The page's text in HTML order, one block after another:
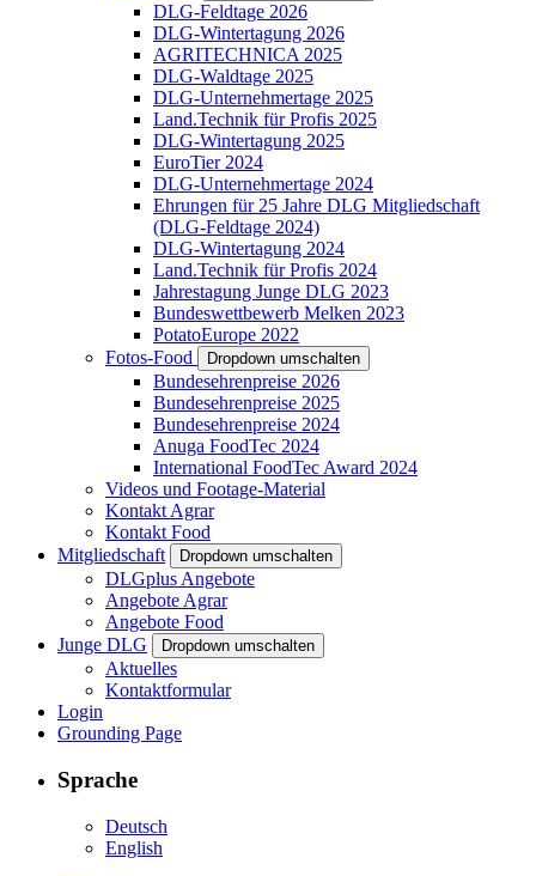
DLG-Feldtage 2026
DLG-Wintertagung 2026
AGRITECHNICA 2025
DLG-Waldtage 2025
DLG-Unternehmertage 2025
Land.Technik für Profis 2025
DLG-Wintertagung 2025
EuroTier 2024
DLG-Unternehmertage 2024
Ehrungen für 25 Jahre DLG Mitgliedschaft
(DLG-Feldtage 2024)
DLG-Wintertagung 2024
Land.Technik für Profis 2024
Jahrestagung Junge DLG 2023
Bundeswettbewerb Melken 2023
PotatoEurope 2022
Fotos-Food
Dropdown umschalten
Bundesehrenpreise 2026
Bundesehrenpreise 2025
Bundesehrenpreise 2024
Anuga FoodTec 2024
International FoodTec Award 2024
Videos und Footage-Material
Kontakt Agrar
Kontakt Food
Mitgliedschaft
Dropdown umschalten
DLGplus Angebote
Angebote Agrar
Angebote Food
Junge DLG
Dropdown umschalten
Aktuelles
Kontaktformular
Login
Grounding Page
Sprache
Deutsch
English